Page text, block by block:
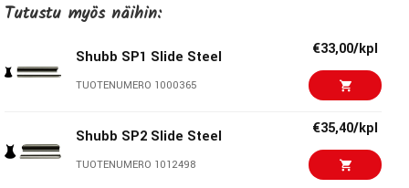
Tutustu myös näihin:
Shubb SP1 Slide Steel
TUOTENUMERO 1000365
€33,00/kpl
Shubb SP2 Slide Steel
TUOTENUMERO 1012498
€35,40/kpl